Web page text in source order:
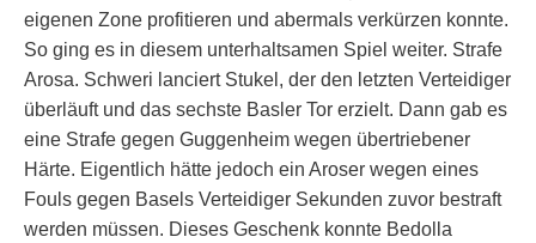
eigenen Zone profitieren und abermals verkürzen konnte.
So ging es in diesem unterhaltsamen Spiel weiter. Strafe
Arosa. Schweri lanciert Stukel, der den letzten Verteidiger
überläuft und das sechste Basler Tor erzielt. Dann gab es
eine Strafe gegen Guggenheim wegen übertriebener
Härte. Eigentlich hätte jedoch ein Aroser wegen eines
Fouls gegen Basels Verteidiger Sekunden zuvor bestraft
werden müssen. Dieses Geschenk konnte Bedolla